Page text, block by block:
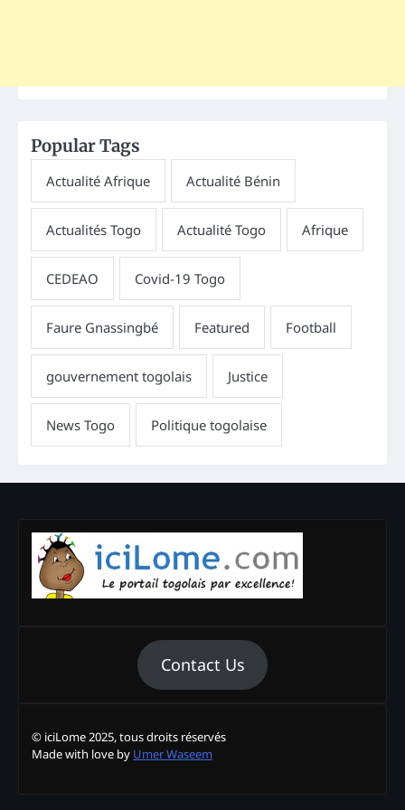
Popular Tags
Contact Us
© iciLome 2025, tous droits réservés
Made with love by Umer Waseem